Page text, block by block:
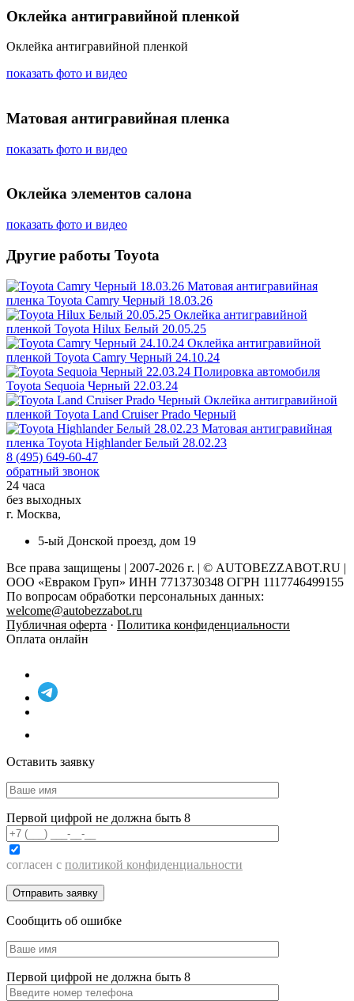
Оклейка антигравийной пленкой
Оклейка антигравийной пленкой
показать фото и видео
Матовая антигравийная пленка
показать фото и видео
Оклейка элементов салона
показать фото и видео
Другие работы Toyota
Матовая антигравийная
пленка Toyota Camry Черный 18.03.26
Оклейка антигравийной
пленкой Toyota Hilux Белый 20.05.25
Оклейка антигравийной
пленкой Toyota Camry Черный 24.10.24
Полировка автомобиля
Toyota Sequoia Черный 22.03.24
Оклейка антигравийной
пленкой Toyota Land Cruiser Prado Черный
Матовая антигравийная
пленка Toyota Highlander Белый 28.02.23
8 (495) 649-60-47
обратный звонок
24 часа
без выходных
г. Москва,
5-ый Донской проезд, дом 19
Все права защищены | 2007-2026 г. | © AUTOBEZZABOT.RU |
ООО «Евраком Груп» ИНН 7713730348 ОГРН 1117746499155
По вопросам обработки персональных данных:
welcome@autobezzabot.ru
Публичная оферта · Политика конфиденциальности
Оплата онлайн
Оставить заявку
Первой цифрой не должна быть 8
согласен с политикой конфиденциальности
Сообщить об ошибке
Первой цифрой не должна быть 8